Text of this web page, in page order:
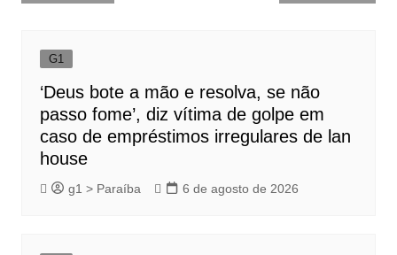
G1
‘Deus bote a mão e resolva, se não
passo fome’, diz vítima de golpe em
caso de empréstimos irregulares de lan
house
g1 > Paraíba 6 de agosto de 2026